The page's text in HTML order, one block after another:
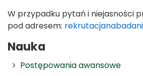
Nauka
Postępowania awansowe
W przypadku pytań i niejasności
pod adresem: